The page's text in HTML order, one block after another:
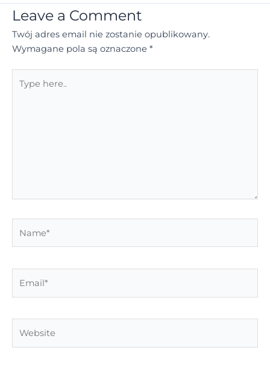
Leave a Comment
Twój adres email nie zostanie opublikowany.
Wymagane pola są oznaczone *
here..